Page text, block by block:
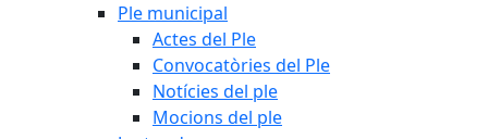
Ple municipal
Actes del Ple
Convocatòries del Ple
Notícies del ple
Mocions del ple